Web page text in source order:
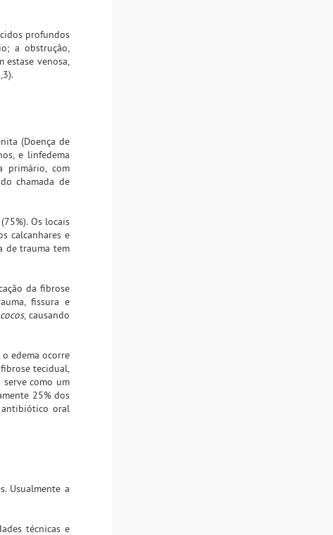
profundos
a obstrução,
estase venosa,
(Doença de
e linfedema
primário, com
chamada de
Os locais
calcanhares e
de trauma tem
da fibrose
fissura e
, causando
edema ocorre
tecidual,
serve como um
25% dos
antibiótico oral
Usualmente a
técnicas e